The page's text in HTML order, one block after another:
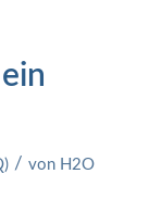
/ von H2O